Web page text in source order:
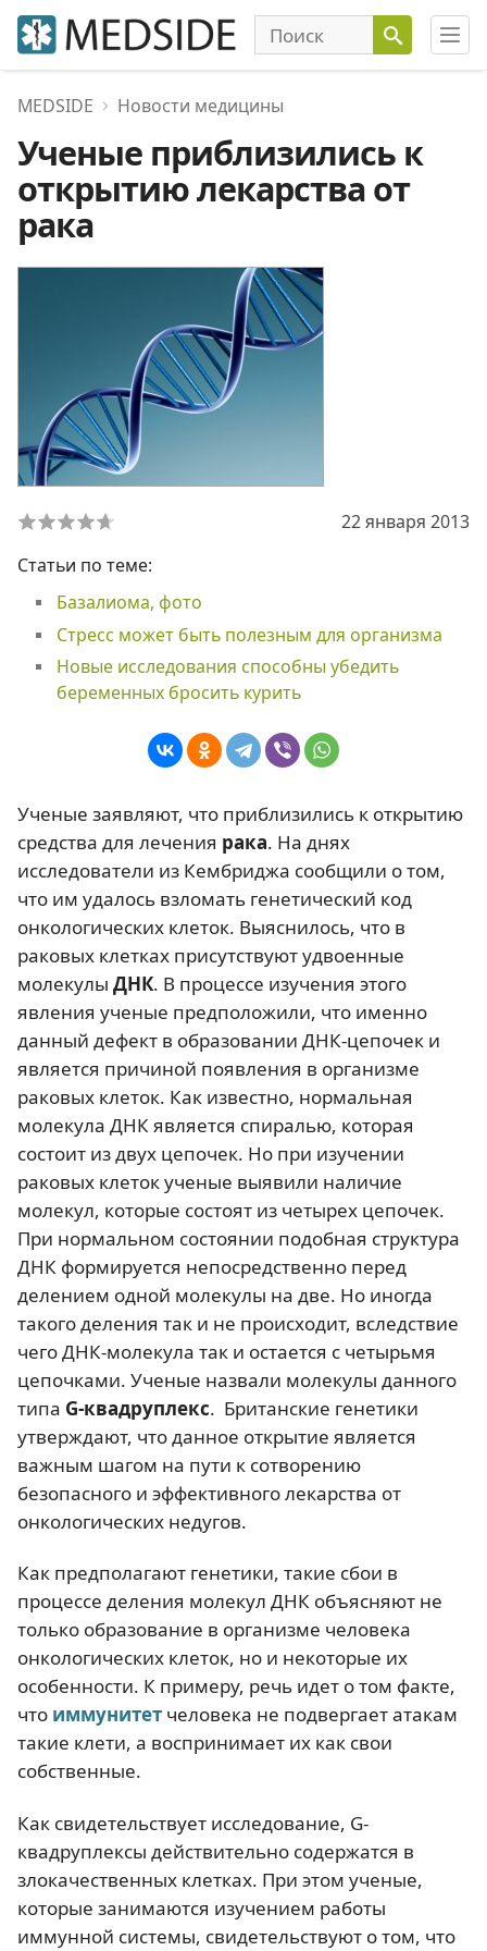
MEDSIDE Новости медицины
Ученые приблизились к
открытию лекарства от
рака
22 января 2013
Статьи по теме:
Базалиома, фото
Стресс может быть полезным для организма
Новые исследования способны убедить
беременных бросить курить
Ученые заявляют, что приблизились к открытию
средства для лечения рака. На днях
исследователи из Кембриджа сообщили о том,
что им удалось взломать генетический код
онкологических клеток. Выяснилось, что в
раковых клетках присутствуют удвоенные
молекулы ДНК. В процессе изучения этого
явления ученые предположили, что именно
данный дефект в образовании ДНК-цепочек и
является причиной появления в организме
раковых клеток. Как известно, нормальная
молекула ДНК является спиралью, которая
состоит из двух цепочек. Но при изучении
раковых клеток ученые выявили наличие
молекул, которые состоят из четырех цепочек.
При нормальном состоянии подобная структура
ДНК формируется непосредственно перед
делением одной молекулы на две. Но иногда
такого деления так и не происходит, вследствие
чего ДНК-молекула так и остается с четырьмя
цепочками. Ученые назвали молекулы данного
типа G-квадруплекс. Британские генетики
утверждают, что данное открытие является
важным шагом на пути к сотворению
безопасного и эффективного лекарства от
онкологических недугов.
Как предполагают генетики, такие сбои в
процессе деления молекул ДНК объясняют не
только образование в организме человека
онкологических клеток, но и некоторые их
особенности. К примеру, речь идет о том факте,
что иммунитет человека не подвергает атакам
такие клети, а воспринимает их как свои
собственные.
Как свидетельствует исследование, G-
квадруплексы действительно содержатся в
злокачественных клетках. При этом ученые,
которые занимаются изучением работы
иммунной системы, свидетельствуют о том, что